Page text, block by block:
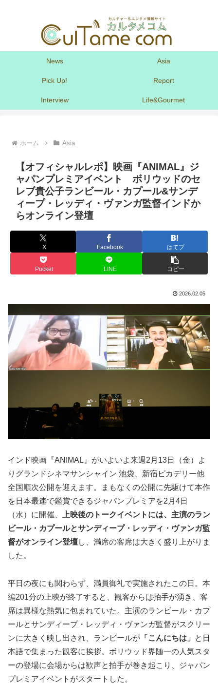
News Asia
Pick Up! Report
Interview Life&Gourmet
ホーム Asia
【オフィシャルレポ】映画『ANIMAL』ジ
ャパンプレミアイベント ボリウッドのセ
レブ貴公子ランビール・カプール&サンデ
ィープ・レッディ・ヴァンガ監督インドか
らオンライン登壇
X Facebook はてブ
Pocket LINE コピー
2026.02.05
インド映画『ANIMAL』がいよいよ来週2月13日（金）よ
りグランドシネマサンシャイン 池袋、新宿ピカデリー他
全国順次公開を迎えます。まもなくの公開に先駆けて本作
を日本最速で鑑賞できるジャパンプレミアを2月4日
（水）に開催、
上映後のトークイベントには、主演のラン
ビール・カプールとサンディープ・レッディ・ヴァンガ監
督がオンライン登壇し、満席の客席は大きく盛り上がりま
した。
平日の夜にも関わらず、満員御礼で実施されたこの日。本
編201分の上映が終了すると、観客からは拍手が湧き、客
席は異様な熱気に包まれていた。主演のランビール・カプ
ールとサンディープ・レッディ・ヴァンガ監督がスクリー
ンに大きく映し出され、ランビールが 「こんにちは」
と日
本語で集まった観客に挨拶。ボリウッド界随一の人気スタ
ーの登場に会場からは歓声と拍手が巻き起こり、ジャパン
プレミアイベントがスタートした。